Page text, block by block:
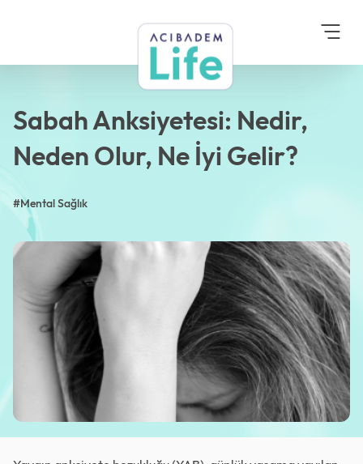
Mental Sağlık
Neden Olur, Ne İyi Gelir?
Sabah Anksiyetesi: Nedir,
Neden Olur, Ne İyi Gelir?
#Mental Sağlık